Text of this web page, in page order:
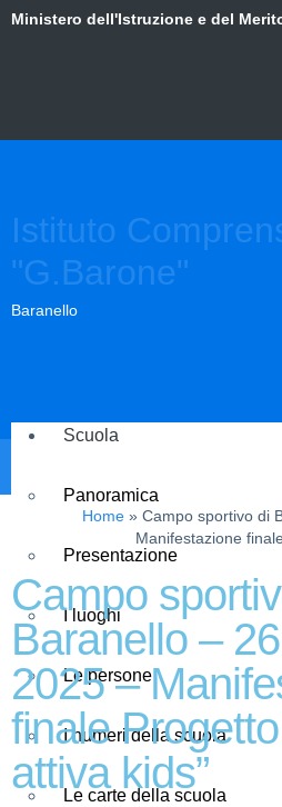
Ministero dell'Istruzione e del
Istituto
"G.Barone"
Baranello
Scuola
Panoramica
Presentazione
I luoghi
Le persone
I numeri della scuola
Le carte della scuola
Home » Campo sportivo di
Manifestazione
Campo
Baranello –
2025 –
finale
attiva kids”